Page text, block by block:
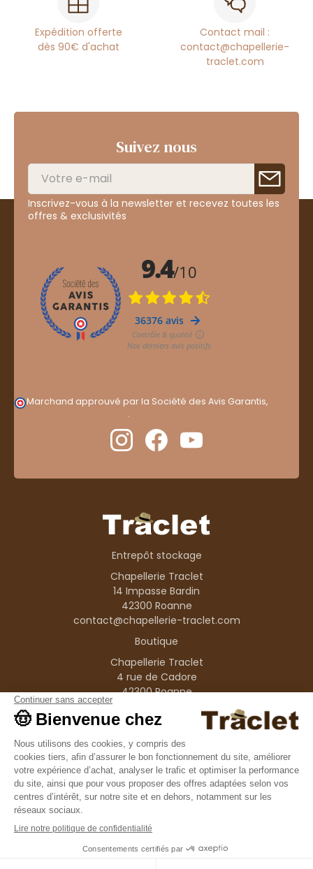
Expédition offerte
dès 90€ d'achat
Contact mail :
contact@chapellerie-
traclet.com
Suivez nous
Inscrivez-vous à la newsletter et recevez toutes les
offres & exclusivités
Marchand approuvé par la Société des Avis Garantis,
.
Entrepôt stockage
Chapellerie Traclet
14 Impasse Bardin
42300 Roanne
contact@chapellerie-traclet.com
Boutique
Chapellerie Traclet
4 rue de Cadore
42300 Roanne
Produits
Nos marques
Informations